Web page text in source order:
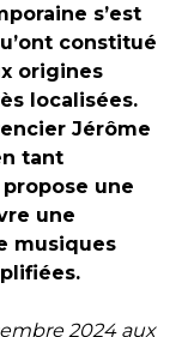
s’est
constitué
origines
localisées.
Jérôme
tant
une
une
musiques
2024 aux